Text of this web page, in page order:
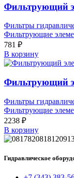
Фильтрующий
Фильтры
Фильтрующие
781 ₽
В корзину
Фильтрующий
Фильтры
Фильтрующие
2238 ₽
В корзину
Гидравлическое